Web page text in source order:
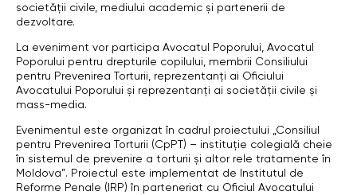
societății civile, mediului academic și partenerii de
dezvoltare.
La eveniment vor participa Avocatul Poporului, Avocatul
Poporului pentru drepturile copilului, membrii Consiliului
pentru Prevenirea Torturii, reprezentanți ai Oficiului
Avocatului Poporului și reprezentanți ai societății civile și
mass-media.
Evenimentul este organizat în cadrul proiectului „Consiliul
pentru Prevenirea Torturii (CpPT) – instituție colegială cheie
în sistemul de prevenire a torturii și altor rele tratamente în
Moldova”. Proiectul este implementat de Institutul de
Reforme Penale (IRP) în parteneriat cu Oficiul Avocatului